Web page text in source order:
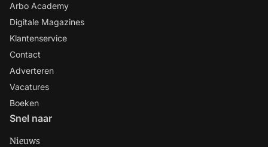
Arbo Academy
Digitale Magazines
Klantenservice
Contact
Adverteren
Vacatures
Boeken
Snel naar
Nieuws